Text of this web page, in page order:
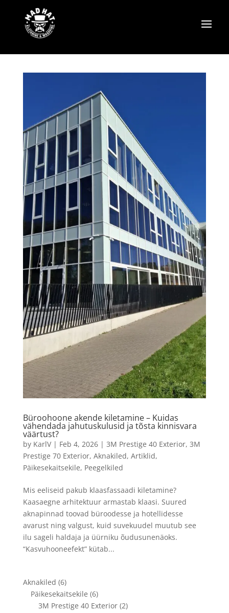
Büroohoone akende kiletamine – Kuidas
vähendada jahutuskulusid ja tõsta kinnisvara
väärtust?
by KarlV| Feb 4, 2026| 3M Prestige 40 Exterior, 3M
Prestige 70 Exterior, Aknakiled, Artiklid,
Päikesekaitsekile, Peegelkiled
Mis eeliseid pakub klaasfassaadi kiletamine?
Kaasaegne arhitektuur armastab klaasi. Suured
aknapinnad toovad büroodesse ja hotellidesse
avarust ning valgust, kuid suvekuudel muutub see
ilu sageli haldaja ja üürniku õudusunenäoks.
“Kasvuhooneefekt” kütab...
Aknakiled (6)
Päikesekaitsekile (6)
3M Prestige 40 Exterior(2)